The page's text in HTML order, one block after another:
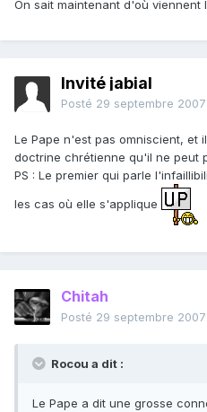
On sait maintenant d'où viennent
Invité jabial
Posté 29 septembre 2007
Le Pape n'est pas omniscient, et
doctrine chrétienne qu'il ne peut
PS : Le premier qui parle
les cas où elle s'applique
Chitah
Posté 29 septembre 2007
Rocou a dit :
Le Pape a dit une grosse